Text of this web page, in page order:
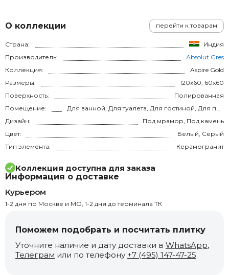
О коллекции перейти к товарам
Страна:
Индия
Производитель:
Absolut Gres
Коллекция:
Aspire Gold
Размеры:
120x60, 60x60
Поверхность:
Полированная
Помещение:
Для ванной, Для туалета, Для гостиной, Для прихожей, Для кухни, Для спальни, на теплый пол
Дизайн:
Под мрамор, Под камень
Цвет:
Белый, Серый
Тип элемента:
Керамогранит
Коллекция доступна для заказа
Информация о доставке
Курьером
1-2 дня по Москве и МО, 1-2 дня до терминала ТК
Поможем подобрать и посчитать плитку
Уточните наличие и дату доставки в WhatsApp,
Телеграм или по телефону +7 (495) 147-47-25